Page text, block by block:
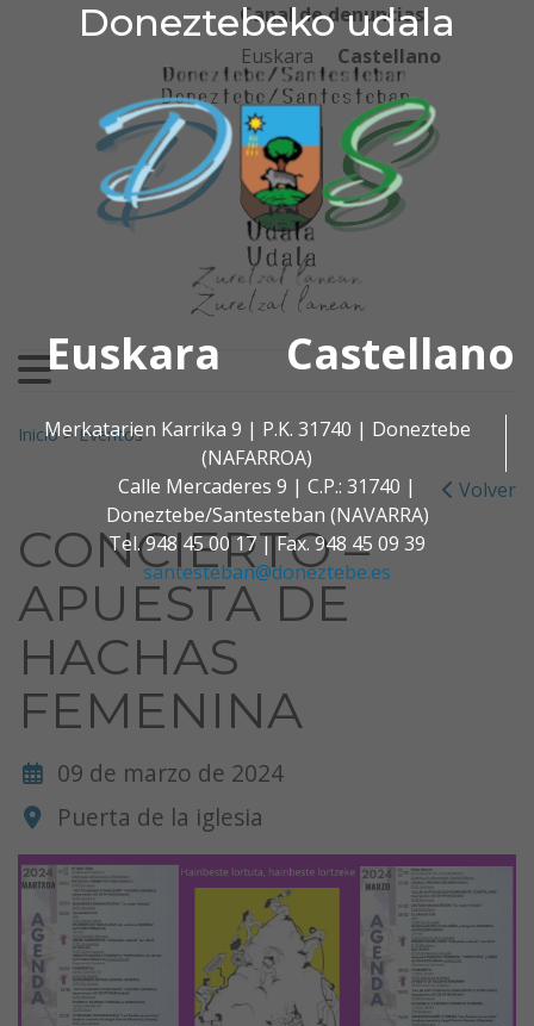
Doneztebeko udala
Euskara Castellano
Merkatarien Karrika 9 | P.K. 31740 | Doneztebe
(NAFARROA)
Calle Mercaderes 9 | C.P.: 31740 |
Doneztebe/Santesteban (NAVARRA)
Tel. 948 45 00 17 | Fax. 948 45 09 39
santesteban@doneztebe.es
Ir al contenido
Doneztebeko udala
Canal de denuncias
Euskara
Castellano
Buscar:
Inicio>Eventos
Volver
CONCIERTO –
APUESTA DE
HACHAS
FEMENINA
09 de marzo de 2024
Puerta de la iglesia